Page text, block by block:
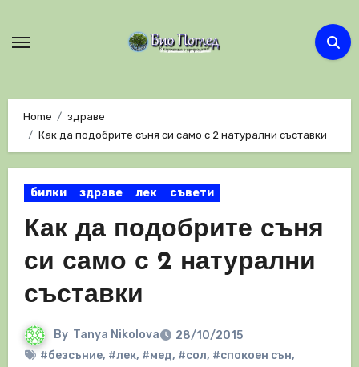
Home
здраве
Как да подобрите съня си само с 2 натурални съставки
билки здраве лек съвети
Как да подобрите съня
си само с 2 натурални
съставки
By Tanya Nikolova
28/10/2015
#безсъние, #лек, #мед, #сол, #спокоен сън,